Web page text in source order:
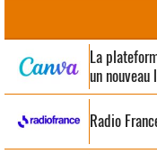
La
un nouveau
Radio